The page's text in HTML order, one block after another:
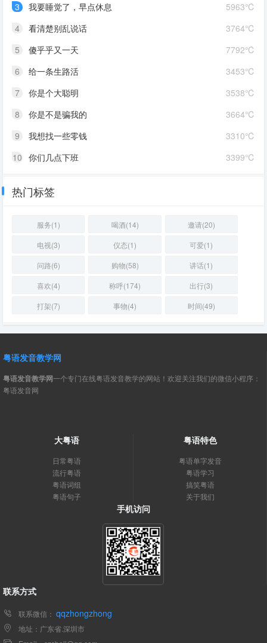
5963℃
3
我要睡觉了，早点休息
3764℃
4
看清楚别乱说话
7792℃
5
傻乎乎又一天
3453℃
6
给一条生路活
3538℃
7
你是个大聪明
3664℃
8
你是不是骗我的
3310℃
9
我想找一些零钱
3399℃
10 你们几点下班
热门标签
服务(1) 喝酒(14)
邀请(20)
电视(3)
仪态(1)
可爱(1)
问路(6)
购物(58)
讲话(1)
喜欢(4)
称呼(174)
出行(3)
打架(7)
事物(4) 时间(49)
粤语发音教学网
粤语发音教学网一个专门在线粤语发音教学的网站！欢迎关注我们的微信小程序：
粤语发音网
大粤语
日常粤语
流行粤语
粤语词组
粤语句子
粤语特色
粤语单字发音
粤语学习
搞笑粤语
关于我们
手机访问
联系方式
联系微信： qqzhongzhong
地址：广东省.深圳市